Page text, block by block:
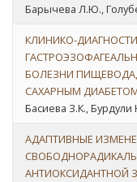
Барычева Л.Ю.,
КЛИНИКО-
БОЛЕЗНИ
САХАРНЫМ
Басиева З.К.,
АДАПТИВНЫЕ
АНТИОКСИДАНТНОЙ